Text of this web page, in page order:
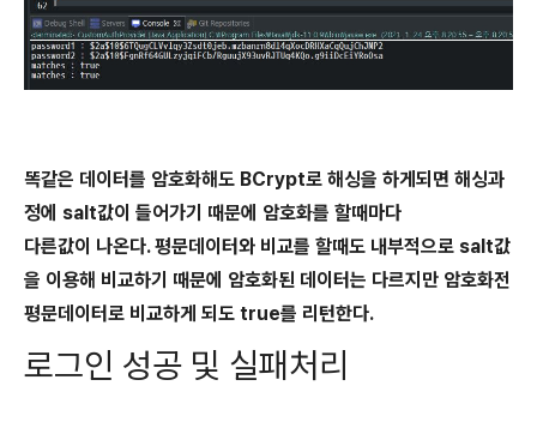
똑같은 데이터를 암호화해도 BCrypt로 해싱을 하게되면 해싱과
정에 salt값이 들어가기 때문에 암호화를 할때마다
다른값이 나온다. 평문데이터와 비교를 할때도 내부적으로 salt값
을 이용해 비교하기 때문에 암호화된 데이터는 다르지만 암호화전
평문데이터로 비교하게 되도 true를 리턴한다.
로그인 성공 및 실패처리